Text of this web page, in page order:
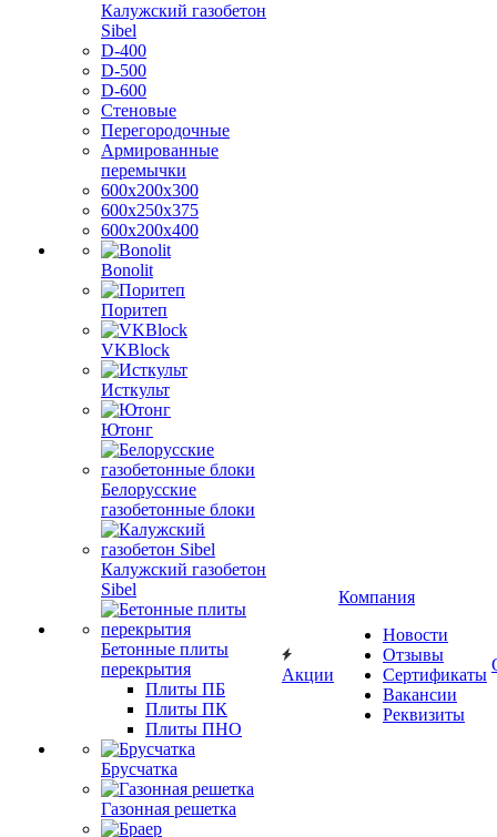
Калужский газобетон
Sibel
D-400
D-500
D-600
Стеновые
Перегородочные
Армированные
перемычки
600х200х300
600х250х375
600х200х400
Bonolit
Поритеп
VKBlock
Исткульт
Ютонг
Белорусские
газобетонные блоки
Калужский газобетон
Sibel
Бетонные плиты
перекрытия
Плиты ПБ
Плиты ПК
Плиты ПНО
Брусчатка
Газонная решетка
Акции
Компания
Новости
Отзывы
Сертификаты
Вакансии
Реквизиты